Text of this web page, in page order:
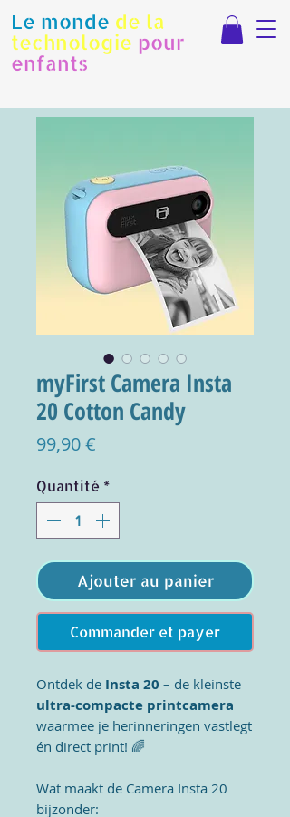
Le monde de la
technologie pour
enfants
myFirst Camera Insta
20 Cotton Candy
99,90 €
Quantité *
Ajouter au panier
Commander et payer
Ontdek de Insta 20 – de kleinste
ultra-compacte printcamera
waarmee je herinneringen vastlegt
én direct print! 🌈
Wat maakt de Camera Insta 20
bijzonder: